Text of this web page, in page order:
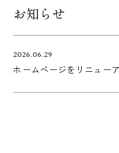
お知らせ
2026.06.29
ホームページをリニュー